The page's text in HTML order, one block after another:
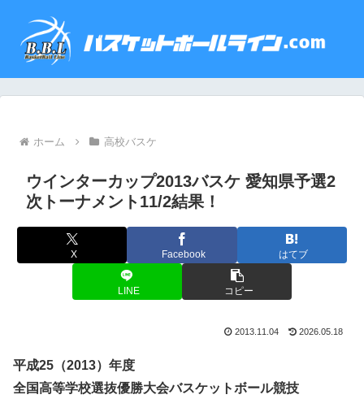
ホーム 高校バスケ
ウインターカップ2013バスケ 愛知県予選2
次トーナメント11/2結果！
X Facebook はてブ
LINE コピー
2013.11.04 2026.05.18
平成25（2013）年度
全国高等学校選抜優勝大会バスケットボール競技